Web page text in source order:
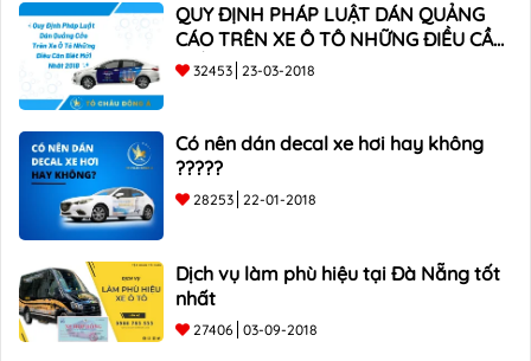
QUY ĐỊNH PHÁP LUẬT DÁN QUẢNG
CÁO TRÊN XE Ô TÔ NHỮNG ĐIỀU CẦN
BIẾT mới nhất 2018 ???
32453 23-03-2018
Có nên dán decal xe hơi hay không
?????
28253 22-01-2018
Dịch vụ làm phù hiệu tại Đà Nẵng tốt
nhất
27406 03-09-2018